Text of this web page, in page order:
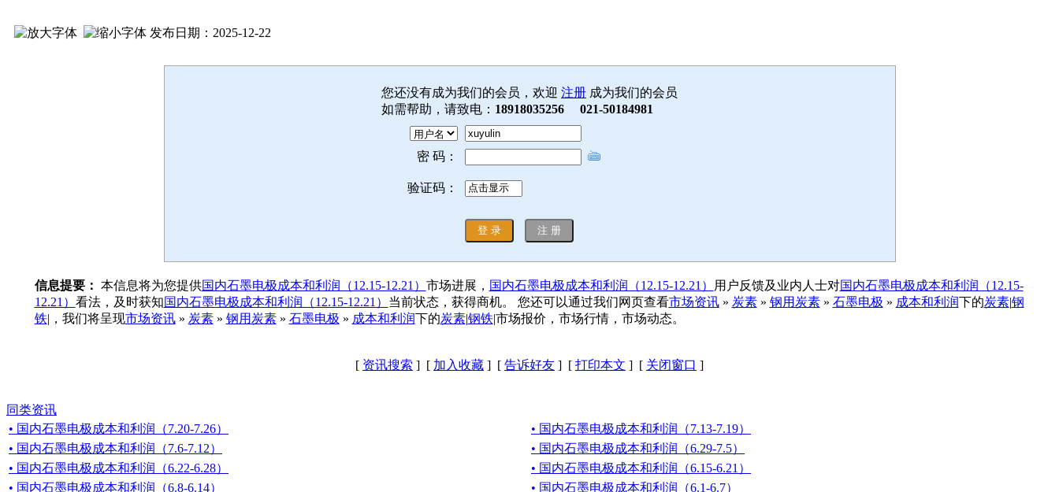
发布日期：2025-12-22
您还没有成为我们的会员，欢迎 注册 成为我们的会员
如需帮助，请致电： 18918035256 021-50184981
密 码：
验证码：
信息提要： 本信息将为您提供国内石墨电极成本和利润（12.15-12.21） 市场进展， 国内石墨电极成本和利润（12.15-12.21） 用户反馈及业内人士对国内石墨电极成本和利润（12.15-
12.21） 看法，及时获知国内石墨电极成本和利润（12.15-12.21） 当前状态，获得商机。 您还可以通过我们网页查看市场资讯» 炭素» 钢用炭素» 石墨电极 » 成本和利润下的炭素|钢
铁|，我们将呈现市场资讯» 炭素» 钢用炭素» 石墨电极 » 成本和利润下的炭素|钢铁|市场报价，市场行情，市场动态。
[ 资讯搜索 ] [ 加入收藏 ] [ 告诉好友 ] [ 打印本文 ] [ 关闭窗口 ]
同类资讯
• 国内石墨电极成本和利润（7.20-7.26）
• 国内石墨电极成本和利润（7.13-7.19）
• 国内石墨电极成本和利润（7.6-7.12）
• 国内石墨电极成本和利润（6.29-7.5）
• 国内石墨电极成本和利润（6.22-6.28）
• 国内石墨电极成本和利润（6.15-6.21）
• 国内石墨电极成本和利润（6.8-6.14）
• 国内石墨电极成本和利润（6.1-6.7）